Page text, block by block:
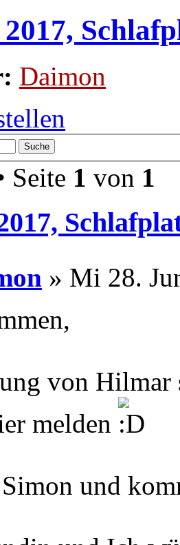
Daimon
Seite 1 von 1
» Mi 28.
von
melden
und